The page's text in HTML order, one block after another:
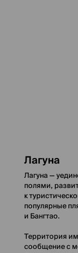
Лагуна
Лагуна —
полями,
к
популярные
и Бангтао.
Территория
сообщение с